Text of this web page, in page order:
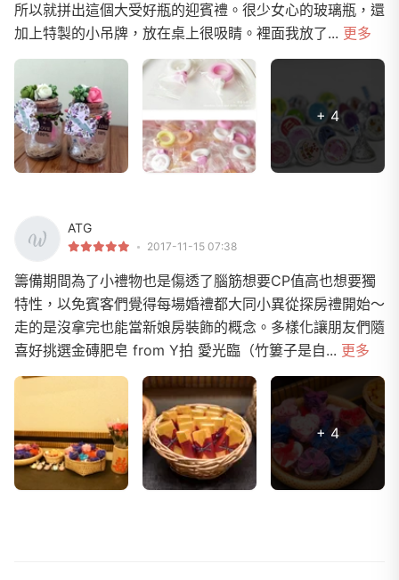
所以就拼出這個大受好瓶的迎賓禮。很少女心的玻璃瓶，還
加上特製的小吊牌，放在桌上很吸睛。裡面我放了... 更多
+ 4
ATG
2017-11-15 07:38
籌備期間為了小禮物也是傷透了腦筋想要CP值高也想要獨
特性，以免賓客們覺得每場婚禮都大同小異從探房禮開始～
走的是沒拿完也能當新娘房裝飾的概念。多樣化讓朋友們隨
喜好挑選金磚肥皂 from Y拍 愛光臨（竹簍子是自... 更多
+ 4